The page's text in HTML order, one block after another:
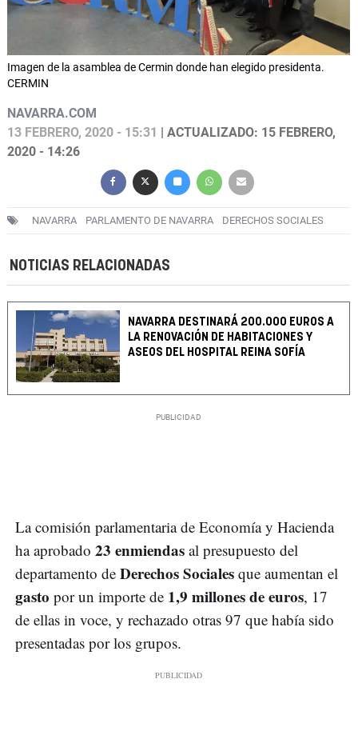
Imagen de la asamblea de Cermin donde han elegido presidenta.
CERMIN
NAVARRA.COM
13 FEBRERO, 2020 - 15:31
| ACTUALIZADO: 15 FEBRERO,
2020 - 14:26
NAVARRA PARLAMENTO DE NAVARRA DERECHOS SOCIALES
NOTICIAS RELACIONADAS
NAVARRA DESTINARÁ 200.000 EUROS A
LA RENOVACIÓN DE HABITACIONES Y
ASEOS DEL HOSPITAL REINA SOFÍA
La comisión parlamentaria de Economía y Hacienda
ha aprobado 23 enmiendas al presupuesto del
departamento de Derechos Sociales que aumentan el
gasto por un importe de 1,9 millones de euros, 17
de ellas in voce, y rechazado otras 97 que había sido
presentadas por los grupos.